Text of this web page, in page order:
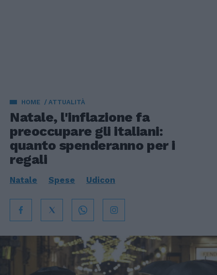
HOME ATTUALITÀ
Natale, l'inflazione fa
preoccupare gli italiani:
quanto spenderanno per i
regali
Natale Spese Udicon